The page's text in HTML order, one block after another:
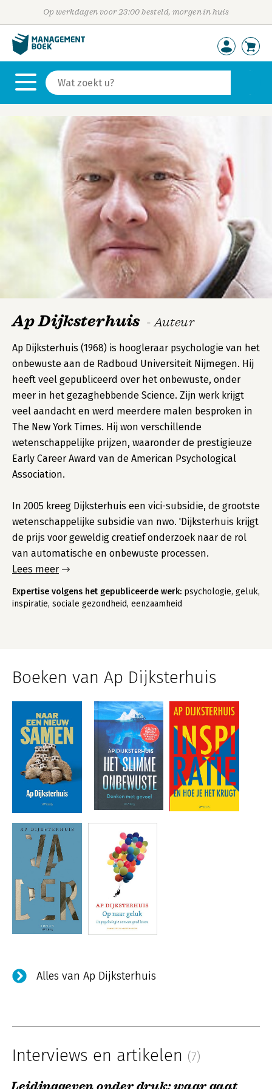
Op werkdagen voor 23:00 besteld, morgen in huis
Ap Dijksterhuis - Auteur
Ap Dijksterhuis (1968) is hoogleraar psychologie van het
onbewuste aan de Radboud Universiteit Nijmegen. Hij
heeft veel gepubliceerd over het onbewuste, onder
meer in het gezaghebbende Science. Zijn werk krijgt
veel aandacht en werd meerdere malen besproken in
The New York Times. Hij won verschillende
wetenschappelijke prijzen, waaronder de prestigieuze
Early Career Award van de American Psychological
Association.
In 2005 kreeg Dijksterhuis een vici-subsidie, de grootste
wetenschappelijke subsidie van nwo. 'Dijksterhuis krijgt
de prijs voor geweldig creatief onderzoek naar de rol
van automatische en onbewuste processen.
Lees meer
Expertise volgens het gepubliceerde werk: psychologie, geluk,
inspiratie, sociale gezondheid, eenzaamheid
Boeken van Ap Dijksterhuis
Alles van Ap Dijksterhuis
Interviews en artikelen (7)